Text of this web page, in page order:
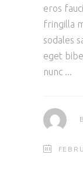
eros
fringilla
sodales
eget
nunc